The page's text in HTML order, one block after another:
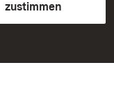
zustimmen